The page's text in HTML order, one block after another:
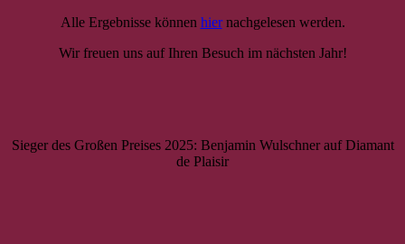
Alle Ergebnisse können hiernachgelesen werden.
Wir freuen uns auf Ihren Besuch im nächsten Jahr!
Sieger des Großen Preises 2025: Benjamin Wulschner auf Diamant
de Plaisir